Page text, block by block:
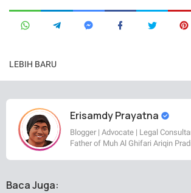
LEBIH BARU
Erisamdy Prayatna
Blogger | Advocate | Legal
Father of Muh Al Ghifari Ariqin Pradi
Baca Juga: